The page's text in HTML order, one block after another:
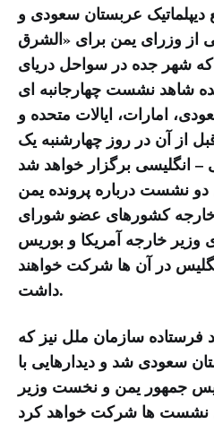
دیپلماتیک عربستان سعودی و
از وزرای یمن برای «الشرق
که شهر جده در سواحل دریای
شاهد نشست چهارجانبه ای
امارات، ایالات متحده و
از آن در روز چهارشنبه یک
انگلیسی برگزار خواهد شد
نشست درباره پرونده یمن
خارجه کشورهای عضو شورای
وزیر خارجه آمریکا و بوریس
در آن ها شرکت خواهند
داشت.
فرستاده سازمان ملل نیز که
سعودی شد و دیدارهایی با
جمهور یمن و نخست وزیر